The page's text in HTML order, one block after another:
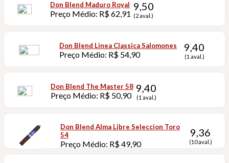
Don Blend Maduro Royal
Preço Médio: R$ 62,91
9,50
(2 aval.)
Don Blend Linea Classica Salomones
Preço Médio: R$ 54,90
9,40
(1 aval.)
Don Blend The Master 58
Preço Médio: R$ 50,90
9,40
(1 aval.)
Don Blend Alma Libre Seleccion Toro
54
Preço Médio: R$ 49,90
9,36
(10 aval.)